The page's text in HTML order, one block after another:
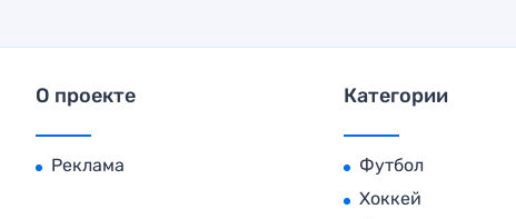
О проекте
Реклама
Категории
Футбол
Хоккей